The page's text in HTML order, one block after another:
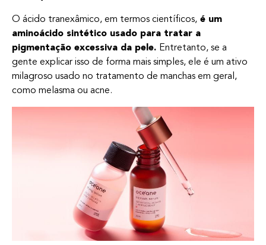
O ácido tranexâmico, em termos científicos, é um
aminoácido sintético usado para tratar a
pigmentação excessiva da pele. Entretanto, se a
gente explicar isso de forma mais simples, ele é um ativo
milagroso usado no tratamento de manchas em geral,
como melasma ou acne.